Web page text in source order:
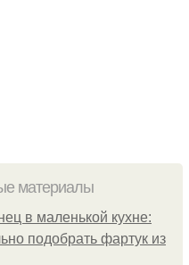
материалы
в маленькой кухне:
подобрать фартук из